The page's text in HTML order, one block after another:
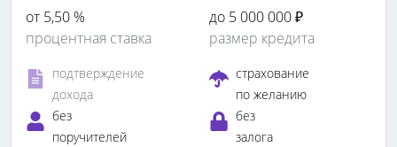
от 5,50 %
процентная ставка
до 5 000 000 ₽
размер кредита
подтверждение
дохода
страхование
по желанию
без
поручителей
без
залога